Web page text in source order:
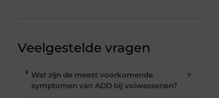
Veelgestelde vragen
Wat zijn de meest voorkomende
symptomen van ADD bij volwassenen?
▼